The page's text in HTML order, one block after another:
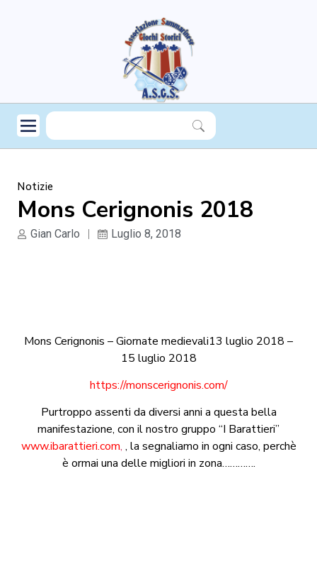
Notizie
Mons Cerignonis 2018
Gian Carlo Luglio 8, 2018
Mons Cerignonis – Giornate medievali13 luglio 2018 –
15 luglio 2018
https://monscerignonis.com/
Purtroppo assenti da diversi anni a questa bella
manifestazione, con il nostro gruppo “I Barattieri”
www.ibarattieri.com, , la segnaliamo in ogni caso, perchè
è ormai una delle migliori in zona………….